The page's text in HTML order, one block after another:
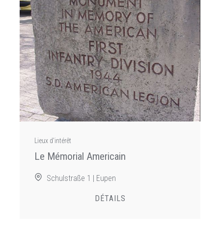
Lieux d'intérêt
Le Mémorial Americain
Schulstraße 1 | Eupen
DÉTAILS